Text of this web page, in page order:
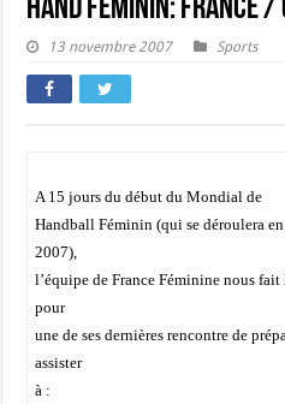
Hand Féminin: France /
13 novembre 2007 Sports
A 15 jours du début du Mondial de
Handball Féminin (qui se déroulera
2007),
l’équipe de France Féminine nous
pour
une de ses dernières rencontre de
assister
à :